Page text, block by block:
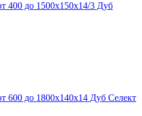
400 до 1500х150х14/3 Дуб
600 до 1800х140х14 Дуб Селект